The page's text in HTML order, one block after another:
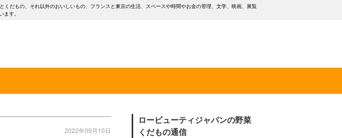
だもの、それ以外のおいしいもの、フランスと東京の生活、スペースや時間やお金の管理、文学、映画、展覧
す。
2022年09月10日
ロービューティジャパンの野菜
くだもの通信